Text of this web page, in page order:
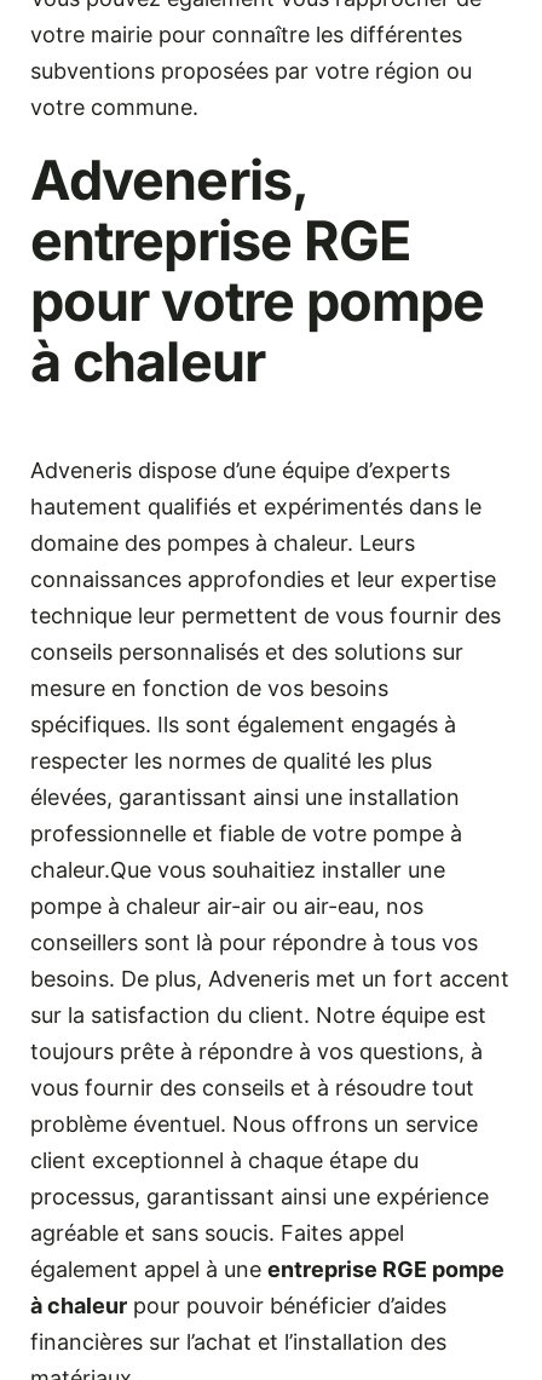
votre mairie pour connaître les différentes
subventions proposées par votre région ou
votre commune.
Adveneris,
entreprise RGE
pour votre pompe
à chaleur
Adveneris dispose d’une équipe d’experts
hautement qualifiés et expérimentés dans le
domaine des pompes à chaleur. Leurs
connaissances approfondies et leur expertise
technique leur permettent de vous fournir des
conseils personnalisés et des solutions sur
mesure en fonction de vos besoins
spécifiques. Ils sont également engagés à
respecter les normes de qualité les plus
élevées, garantissant ainsi une installation
professionnelle et fiable de votre pompe à
chaleur.Que vous souhaitiez installer une
pompe à chaleur air-air ou air-eau, nos
conseillers sont là pour répondre à tous vos
besoins. De plus, Adveneris met un fort accent
sur la satisfaction du client. Notre équipe est
toujours prête à répondre à vos questions, à
vous fournir des conseils et à résoudre tout
problème éventuel. Nous offrons un service
client exceptionnel à chaque étape du
processus, garantissant ainsi une expérience
agréable et sans soucis. Faites appel
également appel à une entreprise RGE pompe
à chaleur pour pouvoir bénéficier d’aides
financières sur l’achat et l’installation des